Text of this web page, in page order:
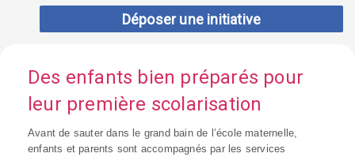
Déposer une initiative
Des enfants bien préparés pour
leur première scolarisation
Avant de sauter dans le grand bain de l’école maternelle,
enfants et parents sont accompagnés par les services